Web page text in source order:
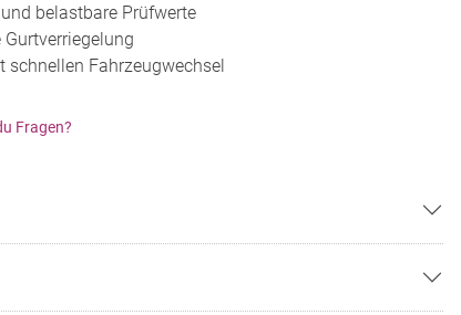
belastbare Prüfwerte
Fahrzeugwechsel
Fragen?